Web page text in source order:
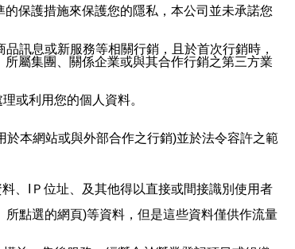
保護措施來保護您的隱私，本公司並未承諾您
訊息或新服務等相關行銷，且於首次行銷時，
屬集團、關係企業或與其合作行銷之第三方業
或利用您的個人資料。
本網站或與外部合作之行銷)並於法令容許之範
、IＰ位址、及其他得以直接或間接識別使用者
點選的網頁)等資料，但是這些資料僅供作流量